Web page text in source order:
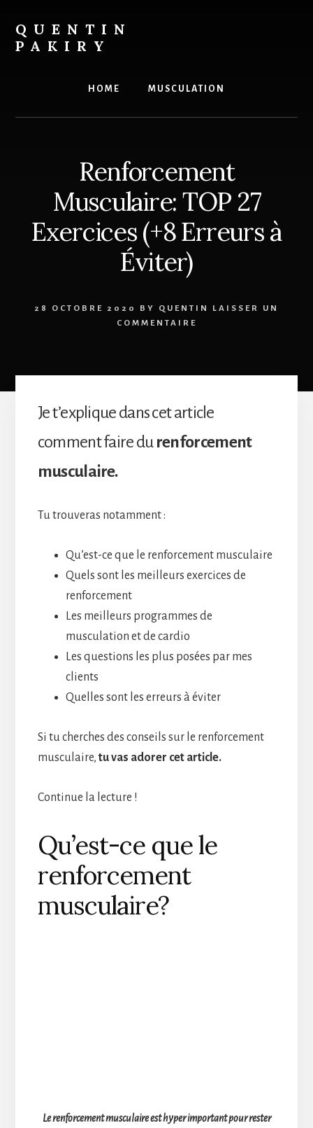
content
QUENTIN
PAKIRY
hommes
ectomorphes
HOME MUSCULATION
Renforcement
Musculaire: TOP 27
Exercices (+8 Erreurs à
Éviter)
28 OCTOBRE 2020 BY QUENTIN
LAISSER UN
COMMENTAIRE
Je t’explique dans cet article
comment faire durenforcement
musculaire.
Tu trouveras notamment :
Qu’est-ce que le renforcement musculaire
Quels sont les meilleurs exercices de
renforcement
Les meilleurs programmes de
musculation et de cardio
Les questions les plus posées par mes
clients
Quelles sont les erreurs à éviter
Si tu cherches des conseils sur le renforcement
musculaire, tu vas adorer cet article.
Continue la lecture !
Qu’est-ce que le
renforcement
musculaire?
Le renforcement musculaire est hyper important pour rester